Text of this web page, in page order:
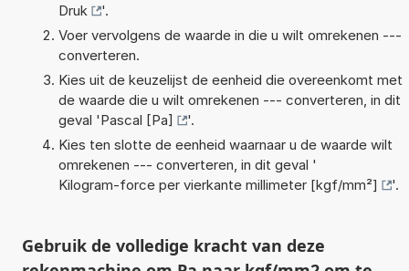
Druk
'.
Voer vervolgens de waarde in die u wilt omrekenen ---
converteren.
Kies uit de keuzelijst de eenheid die overeenkomt met
de waarde die u wilt omrekenen --- converteren, in dit
geval 'Pascal [Pa]
'.
Kies ten slotte de eenheid waarnaar u de waarde wilt
omrekenen --- converteren, in dit geval '
Kilogram-force per vierkante millimeter [kgf/mm²]
'.
Gebruik de volledige kracht van deze